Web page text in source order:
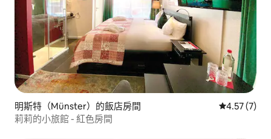
明斯特（Münster）的飯店房間 從 7 則評價
4.57 (7)
莉莉的小旅館 - 紅色房間